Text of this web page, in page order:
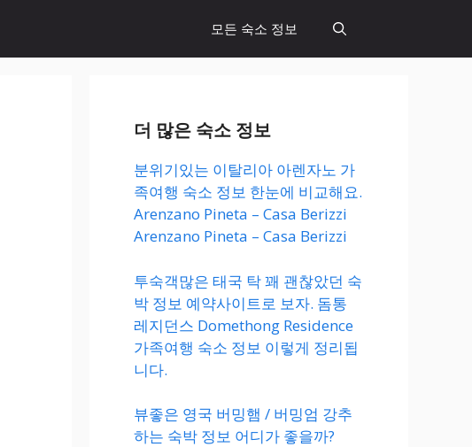
모든 숙소 정보
더 많은 숙소 정보
분위기있는 이탈리아 아렌자노 가
족여행 숙소 정보 한눈에 비교해요.
Arenzano Pineta – Casa Berizzi
Arenzano Pineta – Casa Berizzi
투숙객많은 태국 탁 꽤 괜찮았던 숙
박 정보 예약사이트로 보자. 돔통
레지던스 Domethong Residence
가족여행 숙소 정보 이렇게 정리됩
니다.
뷰좋은 영국 버밍햄 / 버밍엄 강추
하는 숙박 정보 어디가 좋을까?